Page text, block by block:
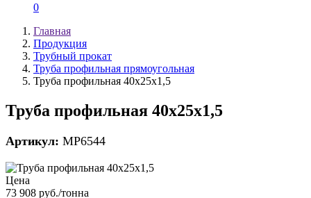
0
Главная
Продукция
Трубный прокат
Труба профильная прямоугольная
Труба профильная 40х25х1,5
Труба профильная 40х25х1,5
Артикул: MP6544
Цена
73 908 руб./тонна